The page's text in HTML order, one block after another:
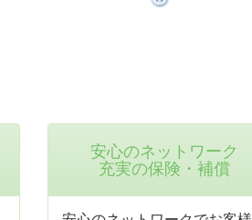
安心のネットワーク
充実の保険・補償